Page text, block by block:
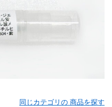
同じカテゴリの 商品を探す